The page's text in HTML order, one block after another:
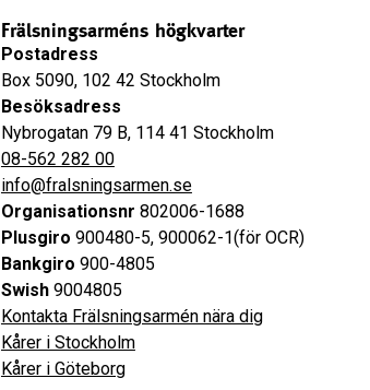
Frälsningsarméns högkvarter
Postadress
Box 5090, 102 42 Stockholm
Besöksadress
Nybrogatan 79 B, 114 41 Stockholm
08-562 282 00
info@fralsningsarmen.se
Organisationsnr 802006-1688
Plusgiro 900480-5, 900062-1(för OCR)
Bankgiro 900-4805
Swish9004805
Kontakta Frälsningsarmén nära dig
Kårer i Stockholm
Kårer i Göteborg